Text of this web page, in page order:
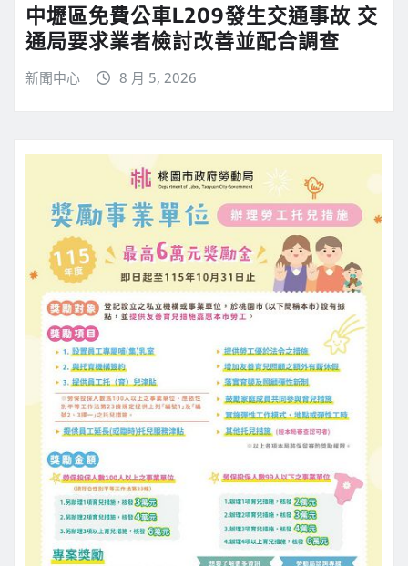
中壢區免費公車L209發生交通事故 交
通局要求業者檢討改善並配合調查
新聞中心 8 月 5, 2026